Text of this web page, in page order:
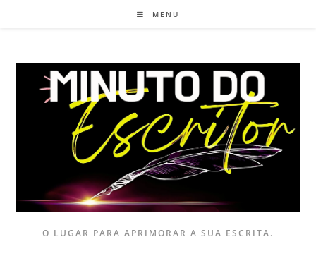
MENU
O LUGAR PARA APRIMORAR A SUA ESCRITA.